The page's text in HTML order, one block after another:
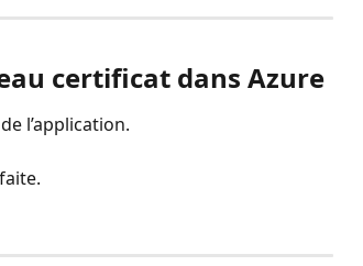
certificat dans Azure
l’application.